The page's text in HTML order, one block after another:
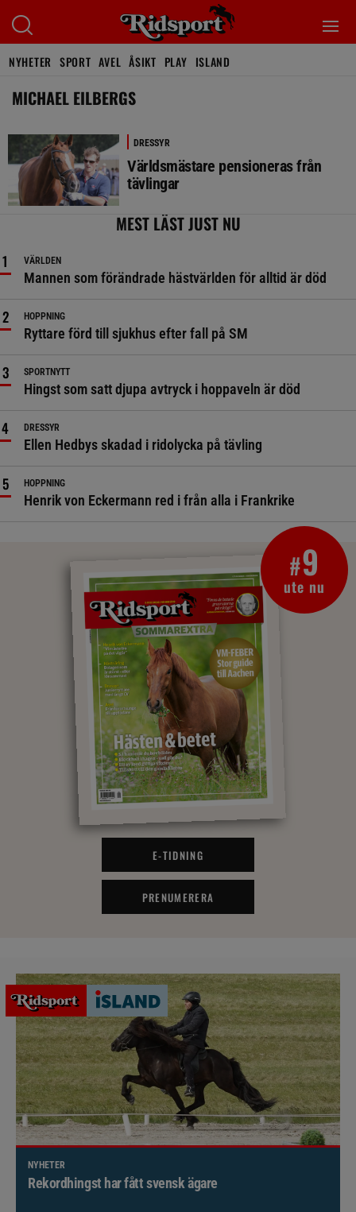
NYHETER SPORT AVEL ÅSIKT PLAY ISLAND
MICHAEL EILBERGS
DRESSYR
Världsmästare pensioneras från
tävlingar
MEST LÄST JUST NU
VÄRLDEN
Mannen som förändrade hästvärlden för alltid är död
HOPPNING
Ryttare förd till sjukhus efter fall på SM
SPORTNYTT
Hingst som satt djupa avtryck i hoppaveln är död
DRESSYR
Ellen Hedbys skadad i ridolycka på tävling
HOPPNING
Henrik von Eckermann red i från alla i Frankrike
#9
ute nu
E-TIDNING
PRENUMERERA
NYHETER
Brett politiskt stöd för förändringar i djursjukvården –